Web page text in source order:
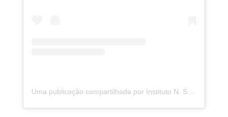
Uma publicação compartilhada por Instituto N. Sra. da Piedade (@insp.jacarepagua)